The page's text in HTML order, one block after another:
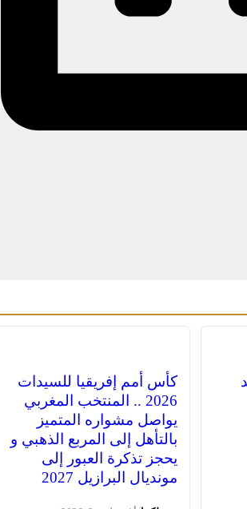
كأس أمم إفريقيا للسيدات
2026 .. المنتخب المغربي
يواصل مشواره المتميز
بالتأهل إلى المربع الذهبي و
يحجز تذكرة العبور إلى
مونديال البرازيل 2027